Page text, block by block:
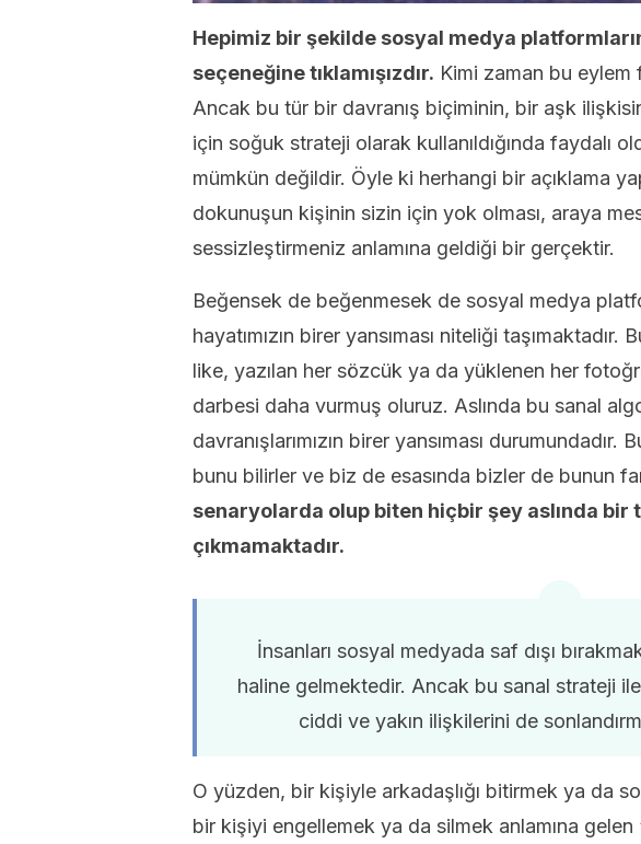
Hepimiz bir şekilde sosyal medya
seçeneğine tıklamışızdır. Kimi zaman bu eylem
Ancak bu tür bir davranış biçiminin, bir aşk
için soğuk strateji olarak kullanıldığında faydalı
mümkün değildir. Öyle ki herhangi bir açıklama
dokunuşun kişinin sizin için yok olması, araya
sessizleştirmeniz anlamına geldiği bir gerçektir.
Beğensek de beğenmesek de sosyal medya
hayatımızın birer yansıması niteliği
like, yazılan her sözcük ya da yüklenen her
darbesi daha vurmuş oluruz. Aslında bu sanal
davranışlarımızın birer yansıması
bunu bilirler ve biz de esasında bizler de bunun
senaryolarda olup biten hiçbir şey aslında bir
çıkmamaktadır.
İnsanları sosyal medyada saf dışı
haline gelmektedir. Ancak bu sanal strateji
ciddi ve yakın ilişkilerini de
O yüzden, bir kişiyle arkadaşlığı bitirmek ya da
bir kişiyi engellemek ya da silmek anlamına gelen